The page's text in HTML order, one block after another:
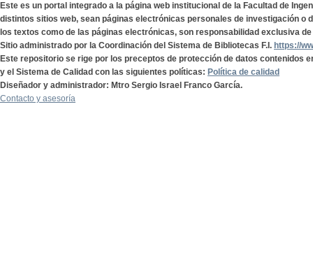
Este es un portal integrado a la página web institucional de la Facultad de
distintos sitios web, sean páginas electrónicas personales de investigación o
los textos como de las páginas electrónicas, son responsabilidad exclusiva
Sitio administrado por la Coordinación del Sistema de Bibliotecas F.I. https://
Este repositorio se rige por los preceptos de protección de datos contenidos
y el Sistema de Calidad con las siguientes políticas: Política de calidad
Diseñador y administrador: Mtro Sergio Israel Franco García.
Contacto y asesoría